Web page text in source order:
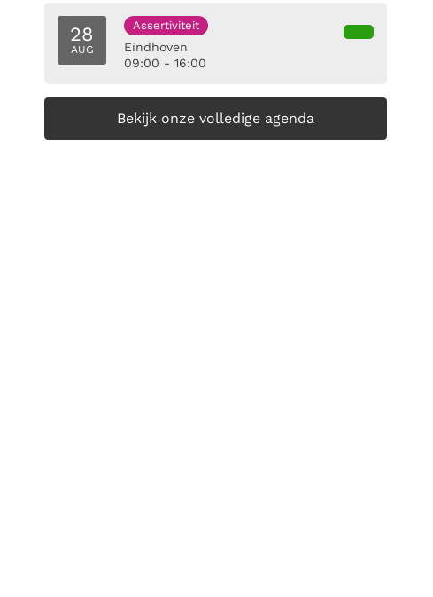
28
AUG
Assertiviteit
Eindhoven
09:00 - 16:00
Bekijk onze volledige agenda